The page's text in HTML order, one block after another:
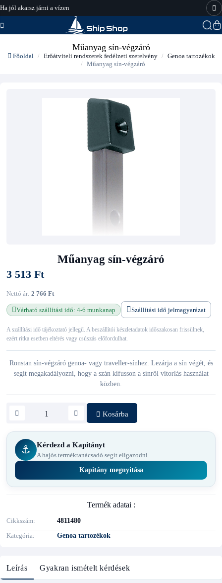
Ha jól akarsz járni a vízen
hajo-felszereles.hu
Műanyag sín-végzáró
Főoldal Erőátviteli rendszerek fedélzeti szerelvény
Genoa tartozékok
Műanyag sín-végzáró
Műanyag sín-végzáró
3 513 Ft
Nettó ár: 2 766 Ft
Várható szállítási idő: 4-6 munkanap Szállítási idő jelmagyarázat
A szállítási idő tájékoztató jellegű. A beszállítói készletadatok időszakosan frissülnek,
ezért ritka esetben eltérés vagy csúszás előfordulhat.
Ronstan sín-végzáró genoa- vagy traveller-sínhez. Lezárja a sín végét, és
segít megakadályozni, hogy a szán kifusson a sínről vitorlás használat
közben.
Kosárba
⚓ Kérdezd a Kapitányt
A hajós terméktanácsadó segít eligazodni.
Kapitány megnyitása
Termék adatai :
Cikkszám
4811480
Kategória
Genoa tartozékok
Leírás Gyakran ismételt kérdések